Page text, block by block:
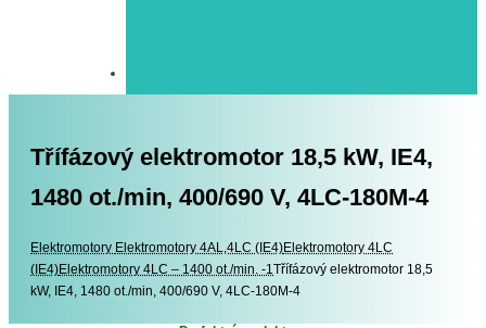
Třífázový elektromotor 18,5 kW, IE4,
1480 ot./min, 400/690 V, 4LC-180M-4
Elektromotory Elektromotory
Elektromotory 4AL,4LC (IE4)Elektromotory 4LC
(IE4)Elektromotory 4LC – 1400 ot./min. -1Třífázový elektromotor 18,5
kW, IE4, 1480 ot./min, 400/690 V, 4LC-180M-4